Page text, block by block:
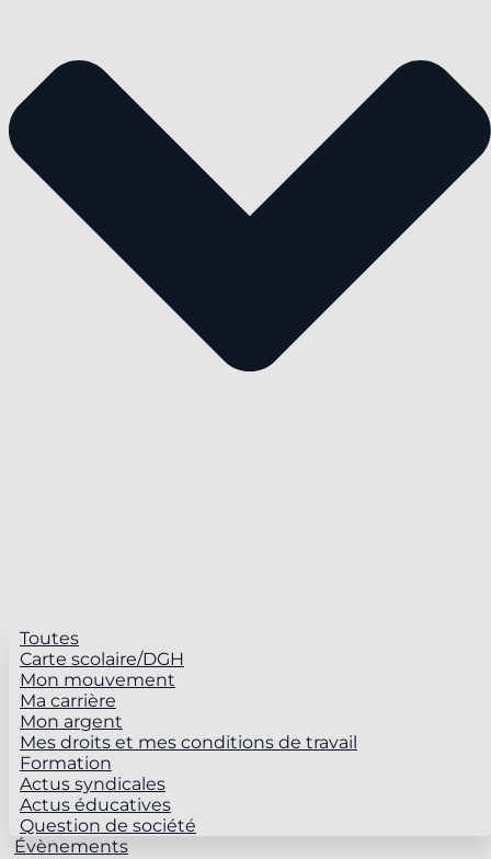
Toutes
Carte scolaire/DGH
Mon mouvement
Ma carrière
Mon argent
Mes droits et mes conditions de travail
Formation
Actus syndicales
Actus éducatives
Question de société
Évènements